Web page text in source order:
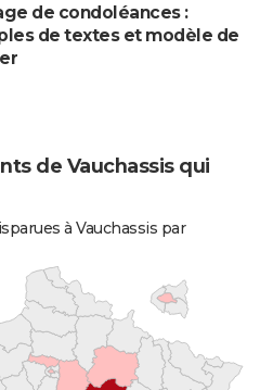
de condoléances :
de textes et modèle de
de Vauchassis qui
à Vauchassis par